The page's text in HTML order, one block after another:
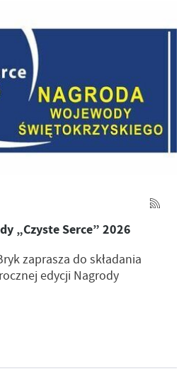
„Czyste Serce” 2026
zaprasza do składania
edycji Nagrody